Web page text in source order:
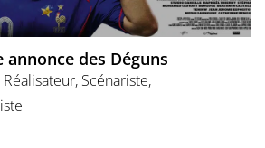
annonce des Déguns
Scénariste,